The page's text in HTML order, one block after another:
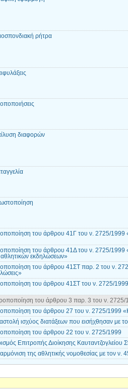
ρήτρα
διαφορών
του άρθρου 41Γ του ν. 2725/1999
του άρθρου 41Δ του ν. 2725/1999
εκδηλώσεων»
του άρθρου 41ΣΤ παρ. 2 του ν.
του άρθρου 41ΣΤ του ν. 2725/1999
του άρθρου 3 παρ. 3 του ν. 2725/
του άρθρου 27 του ν. 2725/1999
ισχύος διατάξεων που εισήχθησαν με
του άρθρου 22 του ν. 2725/1999
Επιτροπής Διοίκησης Καυταντζογλείου
της αθλητικής νομοθεσίας με τον ν.